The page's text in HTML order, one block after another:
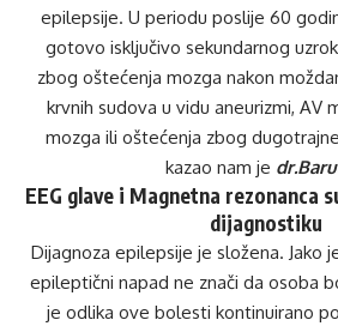
epilepsije. U periodu poslije 60
gotovo isključivo sekundarnog
zbog oštećenja mozga nakon
krvnih sudova u vidu aneurizmi, AV
mozga ili oštećenja zbog
kazao nam je
EEG glave i Magnetna rezonanca
dijagnostiku
Dijagnoza epilepsije je složena. Jako
epileptični napad ne znači da osoba
je odlika ove bolesti kontinuirano